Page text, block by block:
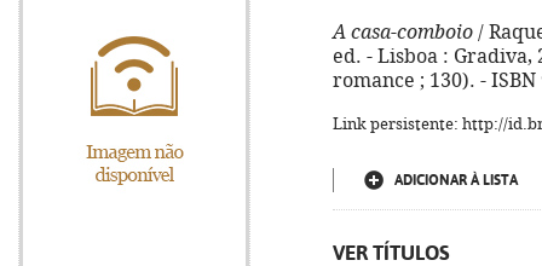
A casa-comboio /
ed. - Lisboa : Gradiva,
romance ; 130). - ISBN
Link persistente: http://
ADICIONAR À LISTA
VER TÍTULOS